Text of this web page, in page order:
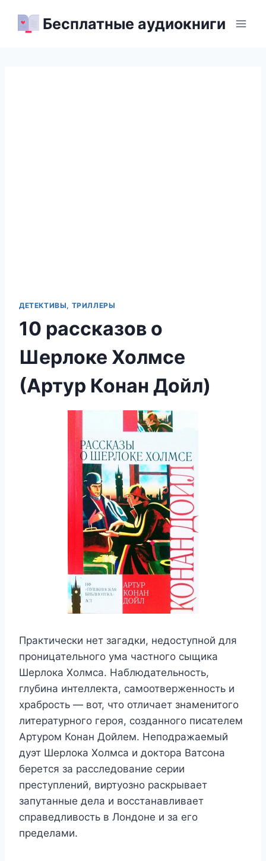
Бесплатные аудиокниги
ДЕТЕКТИВЫ, ТРИЛЛЕРЫ
10 рассказов о
Шерлоке Холмсе
(Артур Конан Дойл)
Практически нет загадки, недоступной для
проницательного ума частного сыщика
Шерлока Холмса. Наблюдательность,
глубина интеллекта, самоотверженность и
храбрость — вот, что отличает знаменитого
литературного героя, созданного писателем
Артуром Конан Дойлем. Неподражаемый
дуэт Шерлока Холмса и доктора Ватсона
берется за расследование серии
преступлений, виртуозно раскрывает
запутанные дела и восстанавливает
справедливость в Лондоне и за его
пределами.